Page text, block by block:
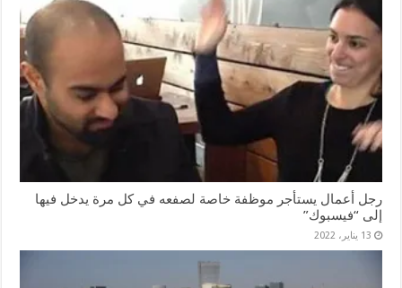
رجل أعمال يستأجر موظفة خاصة لصفعه في كل مرة يدخل فيها
إلى “فيسبوك”
13 يناير، 2022